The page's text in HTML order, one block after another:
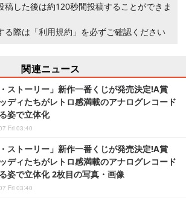
した後は約120秒間投稿することができま
る際は 「利用規約」 を必ずご確認ください
関連ニュース
・ストーリー」新作一番くじが発売決定!A賞
ディたちがレトロ感満載のアナログレコード
姿で立体化
Fri 03:40
・ストーリー」新作一番くじが発売決定!A賞
ディたちがレトロ感満載のアナログレコード
姿で立体化 2枚目の写真・画像
Fri 03:40